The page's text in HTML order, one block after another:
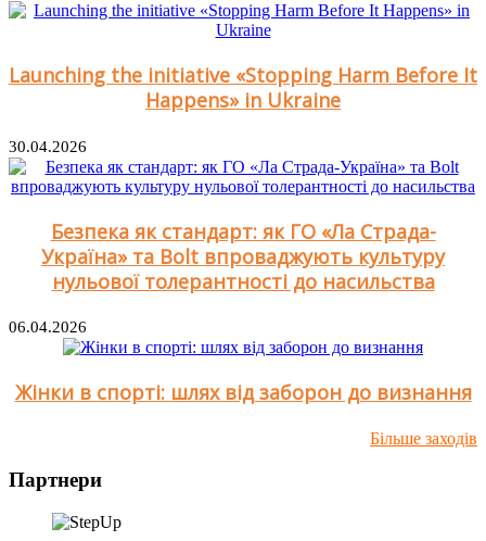
Launching the initiative «Stopping Harm Before It
Happens» in Ukraine
30.04.2026
Безпека як стандарт: як ГО «Ла Страда-
Україна» та Bolt впроваджують культуру
нульової толерантності до насильства
06.04.2026
Жінки в спорті: шлях від заборон до визнання​
Більше заходів
Партнери